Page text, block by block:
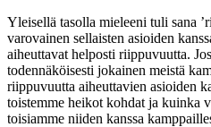
Yleisellä tasolla mieleeni tuli sana
varovainen sellaisten asioiden
aiheuttavat helposti riippuvuutta.
todennäköisesti jokainen meistä
riippuvuutta aiheuttavien asioiden
toistemme heikot kohdat ja kuinka
toisiamme niiden kanssa